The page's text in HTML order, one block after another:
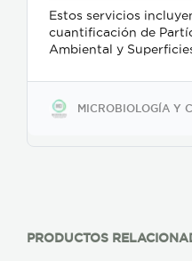
Estos servicios
cuantificación de
Ambiental y
Ambiental. Recuperación de microorganismos del
aire y diferentes tipos
medio de cultivo TSA
cumplimiento con ISO
MICROBIOLOGÍA Y
PRODUCTOS